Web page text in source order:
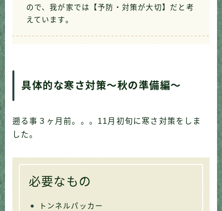
ので、我が家では【予防・対策が大切】だと考
えています。
具体的な寒さ対策〜秋の準備編〜
遡る事３ヶ月前。。。11月初旬に寒さ対策をしま
した。
必要なもの
トンネルパッカー